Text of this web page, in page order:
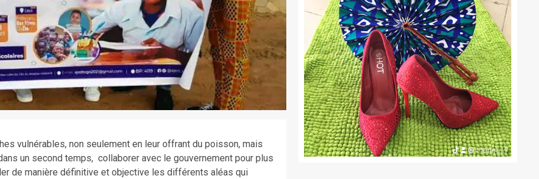
vulnérables, non seulement en leur offrant du poisson, mais
un second temps, collaborer avec le gouvernement pour plus
de manière définitive et objective les différents aléas qui